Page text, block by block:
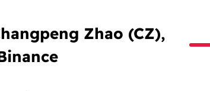
Zhao (CZ),